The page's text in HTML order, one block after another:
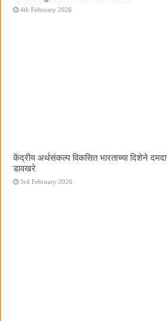
4th February 2026
केंद्रीय अर्थसंकल्प विकसित भारताच्या दिशेने
डावखरे
3rd February 2026